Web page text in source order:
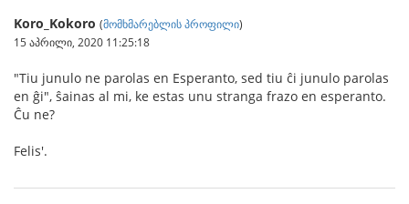
Koro_Kokoro (მომხმარებლის პროფილი)
15 აპრილი, 2020 11:25:18
"Tiu junulo ne parolas en Esperanto, sed tiu ĉi junulo parolas
en ĝi", ŝainas al mi, ke estas unu stranga frazo en esperanto.
Ĉu ne?
Felis'.